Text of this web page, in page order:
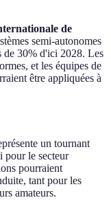
de
semi-autonomes
de 30% d'ici 2028. Les
et les équipes de
être appliquées à
un tournant
pour le secteur
pourraient
tant pour les
amateurs.